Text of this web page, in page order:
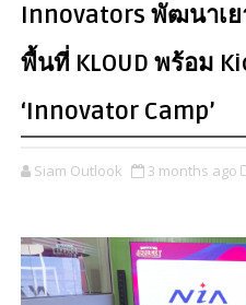
Innovators พัฒนาเ
พื้นที่ KLOUD พร้อม
‘Innovator Camp’
Siam Outlook 3 months ago